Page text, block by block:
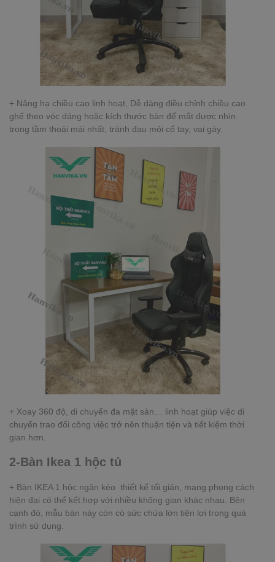
+ Nâng hạ chiều cao linh hoạt, Dễ dàng điều chỉnh chiều cao
ghế theo vóc dáng hoặc kích thước bàn để mắt được nhìn
trong tầm thoải mái nhất, tránh đau mỏi cổ tay, vai gáy.
+ Xoay 360 độ, di chuyển đa mặt sàn… linh hoạt giúp việc di
chuyển trao đổi công việc trở nên thuận tiện và tiết kiệm thời
gian hơn.
2-Bàn Ikea 1 hộc tủ
+ Bàn IKEA 1 hộc ngăn kéo thiết kế tối giản, mang phong cách
hiện đại có thể kết hợp với nhiều không gian khác nhau. Bên
cạnh đó, mẫu bàn này còn có sức chứa lớn tiện lợi trong quá
trình sử dụng.